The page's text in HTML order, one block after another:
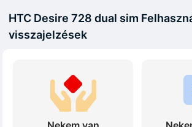
HTC Desire 728 dual sim
visszajelzések